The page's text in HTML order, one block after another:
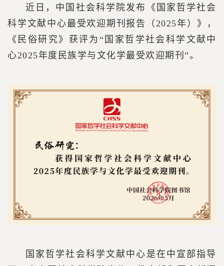
近日，中国社会科学院发布《国家哲学社会
科学文献中心最受欢迎期刊报告（2025年）》，
《民俗研究》获评为“国家哲学社会科学文献中
心2025年度民族学与文化学最受欢迎期刊”。
国家哲学社会科学文献中心是在中宣部指导